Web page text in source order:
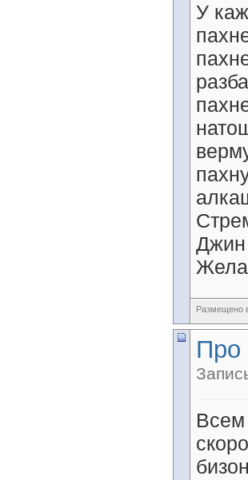
У
Джин
Размещено
Про
Всем